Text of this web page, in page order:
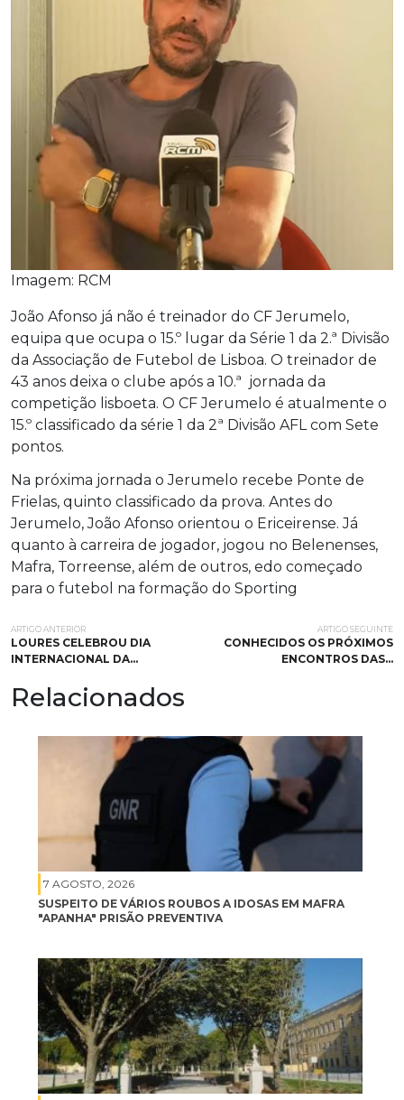
Imagem: RCM
João Afonso já não é treinador do CF Jerumelo,
equipa que ocupa o 15.º lugar da Série 1 da 2.ª Divisão
da Associação de Futebol de Lisboa. O treinador de
43 anos deixa o clube após a 10.ª jornada da
competição lisboeta. O CF Jerumelo é atualmente o
15.º classificado da série 1 da 2ª Divisão AFL com Sete
pontos.
Na próxima jornada o Jerumelo recebe Ponte de
Frielas, quinto classificado da prova. Antes do
Jerumelo, João Afonso orientou o Ericeirense. Já
quanto à carreira de jogador, jogou no Belenenses,
Mafra, Torreense, além de outros, edo começado
para o futebol na formação do Sporting
ARTIGO ANTERIOR
LOURES CELEBROU DIA
INTERNACIONAL DA…
ARTIGO SEGUINTE
CONHECIDOS OS PRÓXIMOS
ENCONTROS DAS…
Relacionados
7 AGOSTO, 2026
SUSPEITO DE VÁRIOS ROUBOS A IDOSAS EM MAFRA
"APANHA" PRISÃO PREVENTIVA